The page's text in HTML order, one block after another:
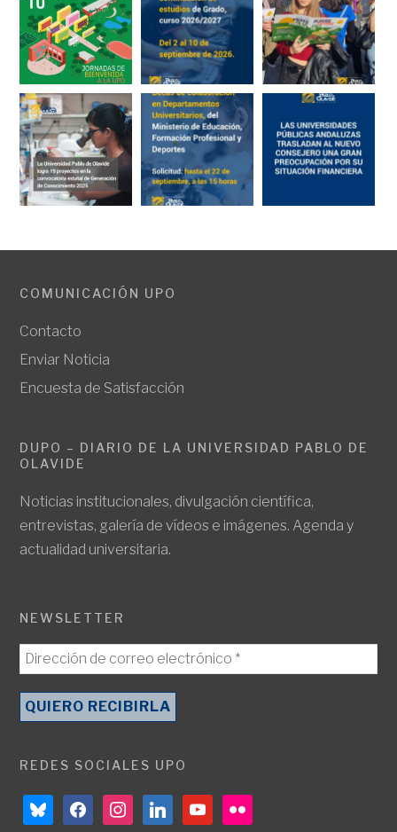
COMUNICACIÓN UPO
Contacto
Enviar Noticia
Encuesta de Satisfacción
DUPO – DIARIO DE LA UNIVERSIDAD PABLO DE
OLAVIDE
Noticias institucionales, divulgación científica,
entrevistas, galería de vídeos e imágenes. Agenda y
actualidad universitaria.
NEWSLETTER
REDES SOCIALES UPO
blueskyfacebookinstagramlinkedinyoutubeflickr